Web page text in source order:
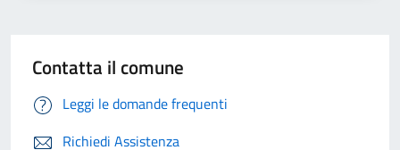
Contatta il comune
Leggi le domande frequenti
Richiedi Assistenza